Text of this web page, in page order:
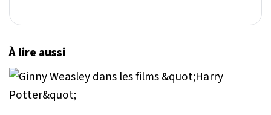
À lire aussi